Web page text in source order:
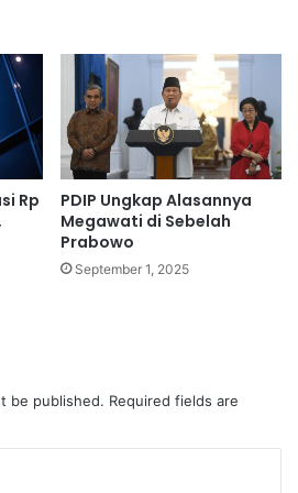
Rp
PDIP Ungkap Alasannya
Megawati di Sebelah
Prabowo
September 1, 2025
be published. Required fields are